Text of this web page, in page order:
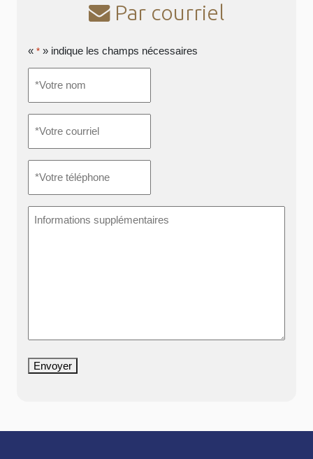
Par courriel
« * » indique les champs nécessaires
nom*
courriel*
téléphone *
supplémentaires
Envoyer